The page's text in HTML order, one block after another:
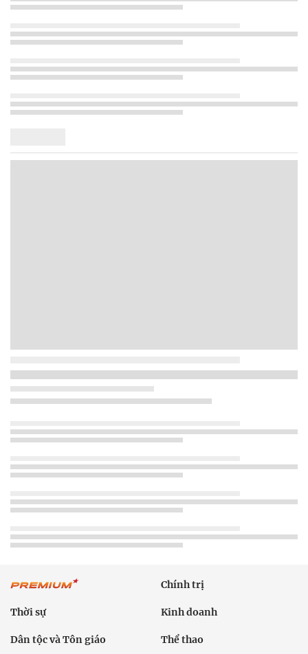
Chính trị
Thời sự Kinh doanh
Dân tộc và Tôn giáo Thể thao